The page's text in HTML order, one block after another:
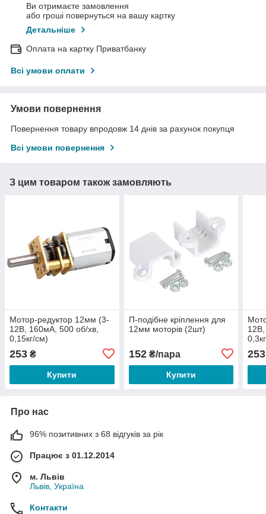
Ви отримаєте замовлення
або гроші повернуться на вашу картку
Детальніше
Оплата на картку Приватбанку
Всі умови оплати
Умови повернення
Повернення товару впродовж 14 днів за рахунок покупця
Всі умови повернення
З цим товаром також замовляють
Мотор-редуктор 12мм (3-
12В, 160мА, 500 об/хв,
0,15кг/см)
253 ₴
Купити
П-подібне кріплення для
12мм моторів (2шт)
152₴/пара
Купити
253
Про нас
96% позитивних з 68 відгуків за рік
Працює з 01.12.2014
м. Львів
Львів, Україна
Контакти